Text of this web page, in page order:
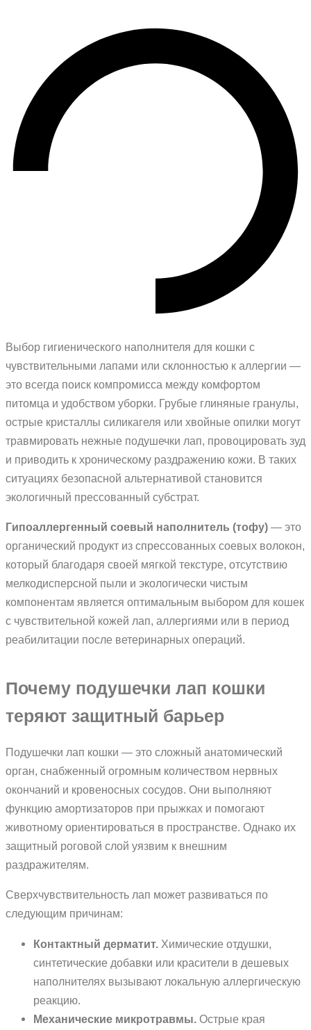
Выбор гигиенического наполнителя для кошки с
чувствительными лапами или склонностью к аллергии —
это всегда поиск компромисса между комфортом
питомца и удобством уборки. Грубые глиняные гранулы,
острые кристаллы силикагеля или хвойные опилки могут
травмировать нежные подушечки лап, провоцировать зуд
и приводить к хроническому раздражению кожи. В таких
ситуациях безопасной альтернативой становится
экологичный прессованный субстрат.
Гипоаллергенный соевый наполнитель (тофу) — это
органический продукт из спрессованных соевых волокон,
который благодаря своей мягкой текстуре, отсутствию
мелкодисперсной пыли и экологически чистым
компонентам является оптимальным выбором для кошек
с чувствительной кожей лап, аллергиями или в период
реабилитации после ветеринарных операций.
Почему подушечки лап кошки
теряют защитный барьер
Подушечки лап кошки — это сложный анатомический
орган, снабженный огромным количеством нервных
окончаний и кровеносных сосудов. Они выполняют
функцию амортизаторов при прыжках и помогают
животному ориентироваться в пространстве. Однако их
защитный роговой слой уязвим к внешним
раздражителям.
Сверхчувствительность лап может развиваться по
следующим причинам:
Контактный дерматит. Химические отдушки,
синтетические добавки или красители в дешевых
наполнителях вызывают локальную аллергическую
реакцию.
Механические микротравмы. Острые края